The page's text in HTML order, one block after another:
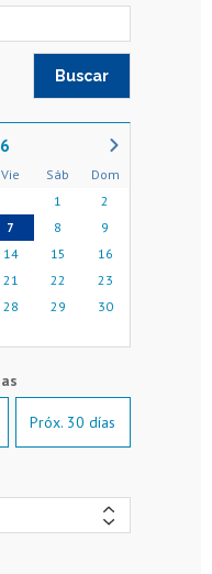
Vie Sáb
Dom
1
2
7 8
9
14 15
16
21 22
23
28 29
30
Próx. 30 días